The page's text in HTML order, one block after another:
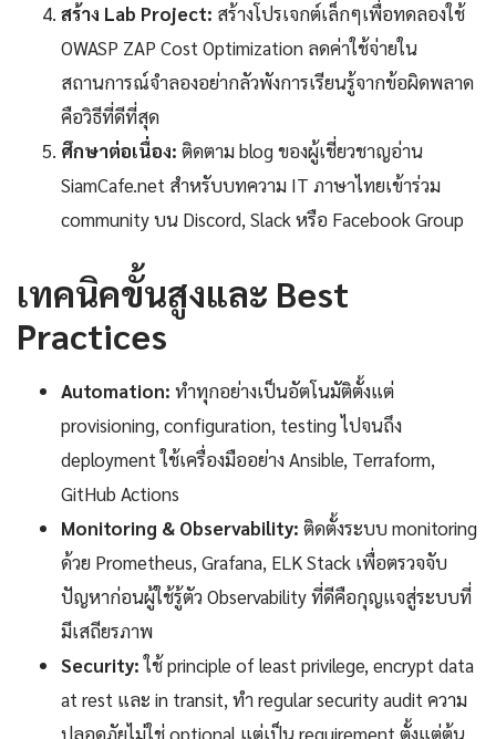
สร้าง Lab Project: สร้างโปรเจกต์เล็กๆเพื่อทดลองใช้
OWASP ZAP Cost Optimization ลดค่าใช้จ่ายใน
สถานการณ์จำลองอย่ากลัวพังการเรียนรู้จากข้อผิดพลาด
คือวิธีที่ดีที่สุด
ศึกษาต่อเนื่อง: ติดตาม blog ของผู้เชี่ยวชาญอ่าน
SiamCafe.net สำหรับบทความ IT ภาษาไทยเข้าร่วม
community บน Discord, Slack หรือ Facebook Group
เทคนิคขั้นสูงและ Best
Practices
Automation: ทำทุกอย่างเป็นอัตโนมัติตั้งแต่
provisioning, configuration, testing ไปจนถึง
deployment ใช้เครื่องมืออย่าง Ansible, Terraform,
GitHub Actions
Monitoring & Observability: ติดตั้งระบบ monitoring
ด้วย Prometheus, Grafana, ELK Stack เพื่อตรวจจับ
ปัญหาก่อนผู้ใช้รู้ตัว Observability ที่ดีคือกุญแจสู่ระบบที่
มีเสถียรภาพ
Security:ใช้ principle of least privilege, encrypt data
at rest และ in transit, ทำ regular security audit ความ
ปลอดภัยไม่ใช่ optional แต่เป็น requirement ตั้งแต่ต้น